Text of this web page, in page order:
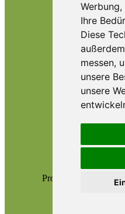
Ihre
Diese
messen,
unsere
unsere
© Stupid
Spontanes
Programmierung &